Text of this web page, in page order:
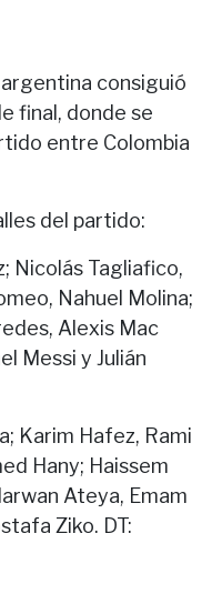
consiguió
final, donde se
entre Colombia
del partido:
Nicolás Tagliafico,
Nahuel Molina;
Alexis Mac
Messi y Julián
Karim Hafez, Rami
Hany; Haissem
Ateya, Emam
Ziko. DT: